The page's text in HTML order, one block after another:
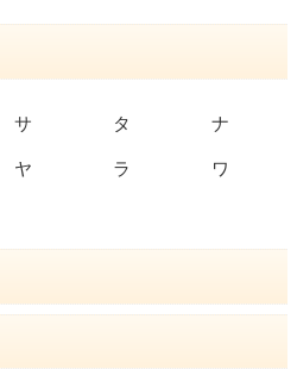
サ タ ナ
ヤ ラ ワ